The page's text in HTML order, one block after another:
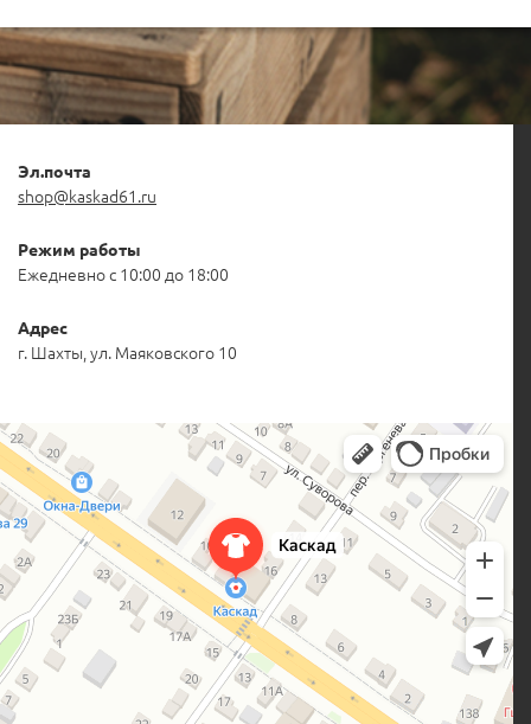
Эл.почта
shop@kaskad61.ru
Режим работы
Ежедневно с 10:00 до 18:00
Адрес
г. Шахты, ул. Маяковского 10